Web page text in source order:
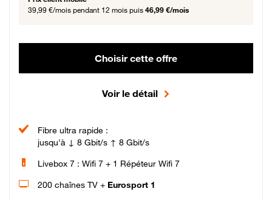
39,99 €/mois pendant 12 mois puis 46,99 €/mois
Choisir cette offre
Voir le détail
Fibre ultra rapide :
jusqu'à ↓ 8 Gbit/s ↑ 8 Gbit/s
Livebox 7 : Wifi 7 + 1 Répéteur Wifi 7
200 chaînes TV + Eurosport 1